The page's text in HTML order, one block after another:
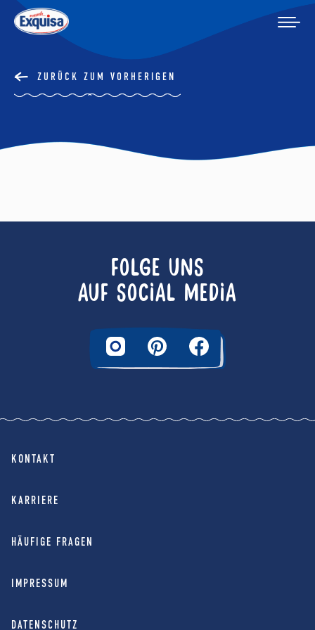
ZURÜCK ZUM VORHERIGEN
FOLGE UNS
AUF SOCIAL MEDIA
KONTAKT
KARRIERE
HÄUFIGE FRAGEN
IMPRESSUM
DATENSCHUTZ